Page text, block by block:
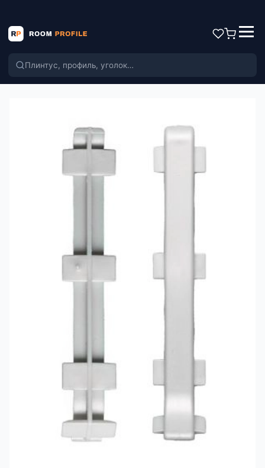
Поиск по каталогу